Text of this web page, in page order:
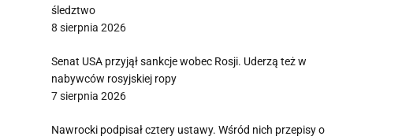
śledztwo
8 sierpnia 2026
Senat USA przyjął sankcje wobec Rosji. Uderzą też w
nabywców rosyjskiej ropy
7 sierpnia 2026
Nawrocki podpisał cztery ustawy. Wśród nich przepisy o